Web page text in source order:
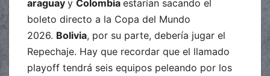
araguay y Colombia estarían sacando el
boleto directo a la Copa del Mundo
2026. Bolivia, por su parte, debería jugar el
Repechaje. Hay que recordar que el llamado
playoff tendrá seis equipos peleando por los